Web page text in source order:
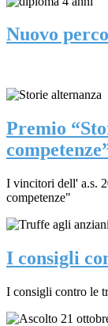
Nuovo
Premio
I vincitori dell' a.s.
competenze"
I consigli
I consigli contro le